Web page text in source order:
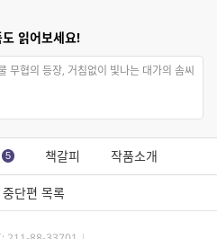
읽어보세요!
무협의 등장, 거침없이 빛나는 대가의 솜씨
5 책갈피 작품소개
단편 목록